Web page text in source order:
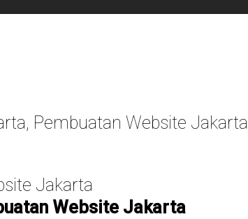
Pembuatan Website Jakarta
Jakarta
Website Jakarta